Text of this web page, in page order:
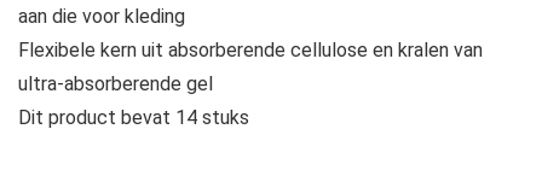
aan die voor kleding
Flexibele kern uit absorberende cellulose en kralen van
ultra-absorberende gel
Dit product bevat 14 stuks